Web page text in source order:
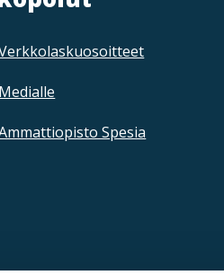
Medialle
Spesia